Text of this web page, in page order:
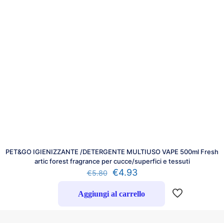
PET&GO IGIENIZZANTE /DETERGENTE MULTIUSO VAPE 500ml Fresh
artic forest fragrance per cucce/superfici e tessuti
€5.80 €4.93
Aggiungi al carrello